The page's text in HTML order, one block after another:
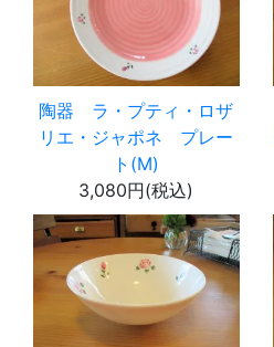
陶器 ラ・プティ・ロザ
リエ・ジャポネ プレー
ト(M)
3,080円(税込)